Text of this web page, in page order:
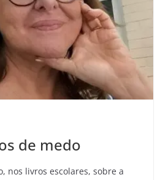
de medo
nos livros escolares, sobre a